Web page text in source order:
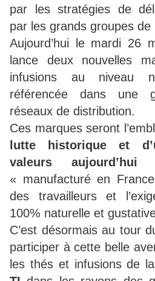
par les stratégies de
par les grands groupes de
Aujourd’hui le mardi 26
lance deux nouvelles
infusions au niveau
référencée dans une
réseaux de distribution.
Ces marques seront
lutte historique et
valeurs aujourd’hui
« manufacturé en
des travailleurs et
100% naturelle et
C’est désormais au tour
participer à cette belle
les thés et infusions de